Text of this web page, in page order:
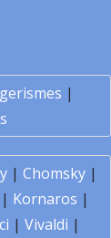
|
| Chomsky|
| Kornaros |
| Vivaldi |